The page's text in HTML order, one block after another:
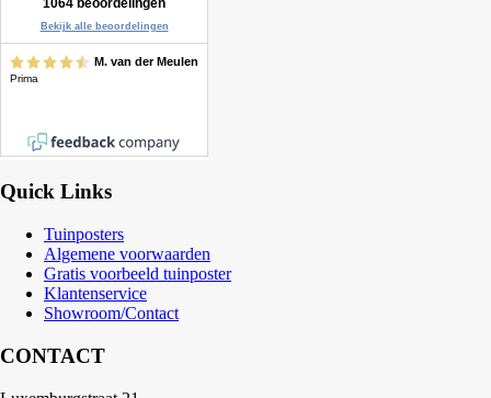
Quick Links
Tuinposters
Algemene voorwaarden
Gratis voorbeeld tuinposter
Klantenservice
Showroom/Contact
CONTACT